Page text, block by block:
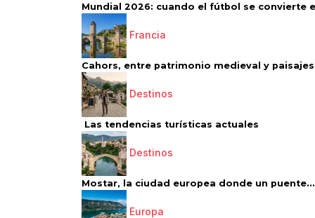
Mundial 2026: cuando el fútbol se convierte
Francia
Cahors, entre patrimonio medieval y paisajes
Destinos
Las tendencias turísticas actuales
Destinos
Mostar, la ciudad europea donde un puente...
Europa